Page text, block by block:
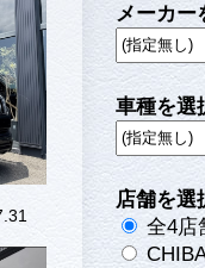
メーカー
車種を選
店舗を選
全4店